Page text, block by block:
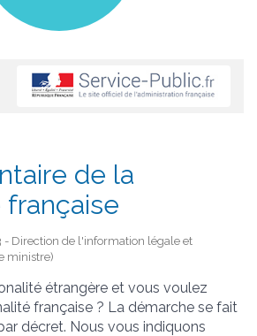
de la
- Direction de l'information légale et
ministre)
étrangère et vous voulez
française ? La démarche se fait
décret. Nous vous indiquons